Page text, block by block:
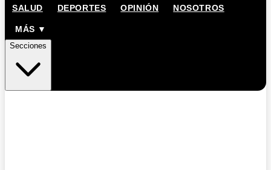
SALUD DEPORTES OPINIÓN NOSOTROS
MÁS ▼
Secciones